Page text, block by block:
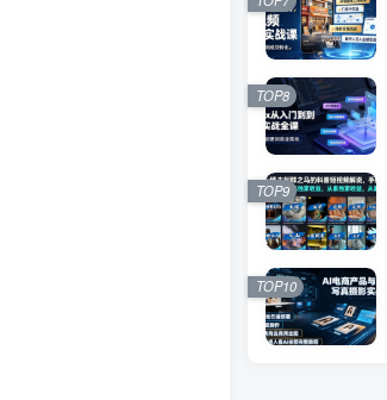
TOP7
TOP8
TOP9
TOP10
TOP8
TOP9
TOP10